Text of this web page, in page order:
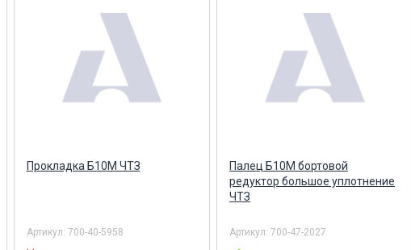
Прокладка Б10М ЧТЗ
Артикул: 700-40-5958
Палец Б10М бортовой
редуктор большое уплотнение
ЧТЗ
Артикул: 700-47-2027